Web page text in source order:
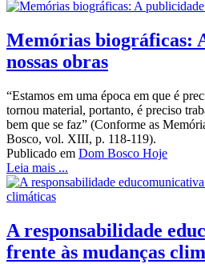
Memórias biográficas:
nossas obras
“Estamos em uma época em que é
tornou material, portanto, é preciso
bem que se faz” (Conforme as
Bosco, vol. XIII, p. 118-119).
Publicado em Dom Bosco Hoje
Leia mais ...
A responsabilidade
frente às mudanças